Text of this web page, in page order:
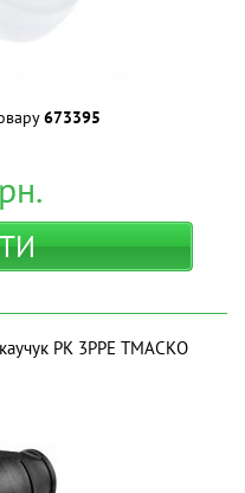
673395
РК 3РРЕ ТМAСКО